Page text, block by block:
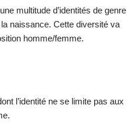
multitude d’identités de genre
naissance. Cette diversité va
homme/femme.
l’identité ne se limite pas aux